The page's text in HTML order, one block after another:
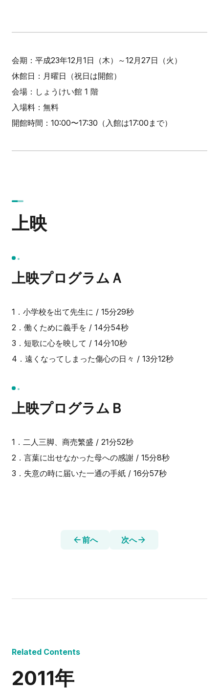
会期：平成23年12月1日（木）～12月27日（火）
休館日：月曜日（祝日は開館）
会場：しょうけい館 1 階
入場料：無料
開館時間：10:00〜17:30（入館は17:00まで）
上映
上映プログラムＡ
1．小学校を出て先生に / 15分29秒
2．働くために義手を / 14分54秒
3．短歌に心を映して / 14分10秒
4．遠くなってしまった傷心の日々 / 13分12秒
上映プログラムＢ
1．二人三脚、商売繁盛 / 21分52秒
2．言葉に出せなかった母への感謝 / 15分8秒
3．失意の時に届いた一通の手紙 / 16分57秒
前へ 次へ
Related Contents
2011年